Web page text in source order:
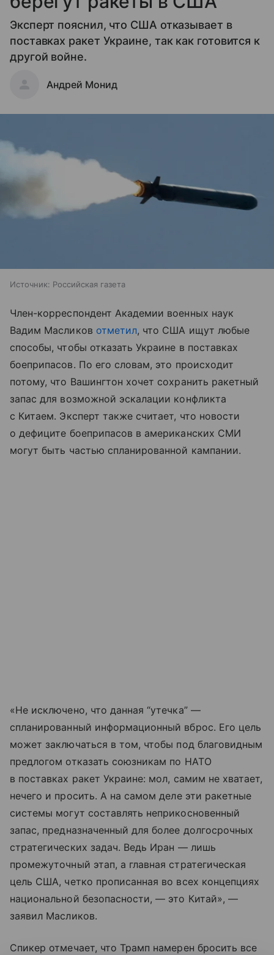
Эксперт пояснил, что США отказывает в
поставках ракет Украине, так как готовится к
другой войне.
Андрей Монид
Источник: Российская газета
Член-корреспондент Академии военных наук
Вадим Масликов отметил, что США ищут любые
способы, чтобы отказать Украине в поставках
боеприпасов. По его словам, это происходит
потому, что Вашингтон хочет сохранить ракетный
запас для возможной эскалации конфликта
с Китаем. Эксперт также считает, что новости
о дефиците боеприпасов в американских СМИ
могут быть частью спланированной кампании.
«Не исключено, что данная “утечка” —
спланированный информационный вброс. Его цель
может заключаться в том, чтобы под благовидным
предлогом отказать союзникам по НАТО
в поставках ракет Украине: мол, самим не хватает,
нечего и просить. А на самом деле эти ракетные
системы могут составлять неприкосновенный
запас, предназначенный для более долгосрочных
стратегических задач. Ведь Иран — лишь
промежуточный этап, а главная стратегическая
цель США, четко прописанная во всех концепциях
национальной безопасности, — это Китай», —
заявил Масликов.
Спикер отмечает, что Трамп намерен бросить все